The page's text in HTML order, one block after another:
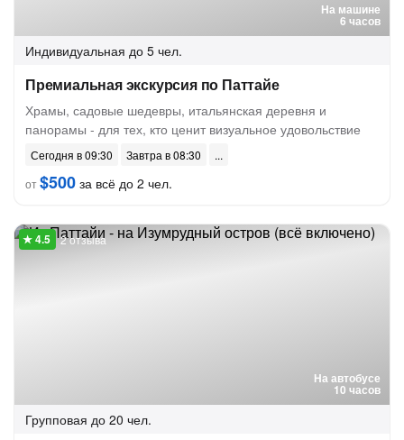
На машине
6 часов
Индивидуальная до 5 чел.
Премиальная экскурсия по Паттайе
Храмы, садовые шедевры, итальянская деревня и
панорамы - для тех, кто ценит визуальное удовольствие
Сегодня в 09:30
Завтра в 08:30
от$500 за всё до 2 чел.
На автобусе
10 часов
2 отзыва
Групповая до 20 чел.